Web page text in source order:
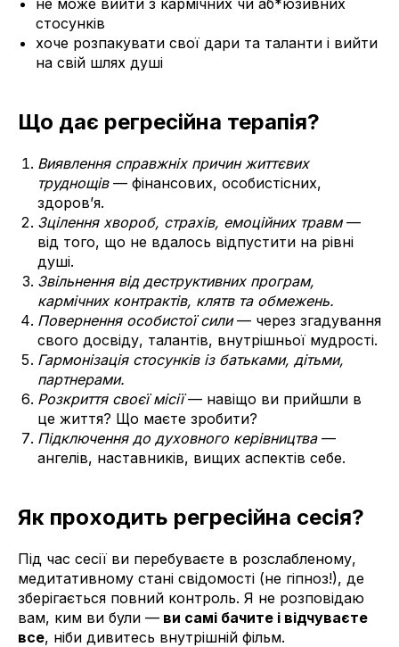
стосунків
хоче розпакувати свої дари та таланти і вийти
на свій шлях душі
Що дає регресійна терапія?
Виявлення справжніх причин життєвих
труднощів— фінансових, особистісних,
здоров’я.
Зцілення хвороб, страхів, емоційних травм—
від того, що не вдалось відпустити на рівні
душі.
Звільнення від деструктивних програм,
кармічних контрактів, клятв та обмежень.
Повернення особистої сили— через згадування
свого досвіду, талантів, внутрішньої мудрості.
Гармонізація стосунків із батьками, дітьми,
партнерами.
Розкриття своєї місії— навіщо ви прийшли в
це життя? Що маєте зробити?
Підключення до духовного керівництва—
ангелів, наставників, вищих аспектів себе.
Як проходить регресійна сесія?
Під час сесії ви перебуваєте в розслабленому,
медитативному стані свідомості (не гіпноз!), де
зберігається повний контроль. Я не розповідаю
вам, ким ви були — ви самі бачите і відчуваєте
все, ніби дивитесь внутрішній фільм.